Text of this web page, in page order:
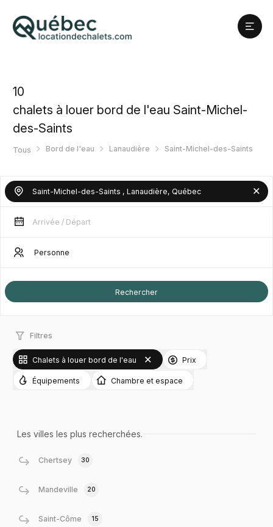
10
chalets à louer bord de l'eau Saint-Michel-
des-Saints
Tous Bord de l'eau Lanaudière Saint-Michel-des-Saints
Filtres
Chalets à louer bord de l'eau Prix
Équipements Chambre et espace
Les villes les plus recherchées.
Chertsey 30
Mandeville 20
Saint-Côme 15